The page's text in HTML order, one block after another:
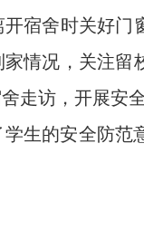
宿舍时关好
情况，关注
走访，开展安
生的安全防